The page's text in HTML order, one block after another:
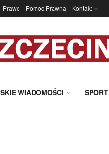
Prawo Pomoc Prawna Kontakt
WIADOMOŚCI SPORT